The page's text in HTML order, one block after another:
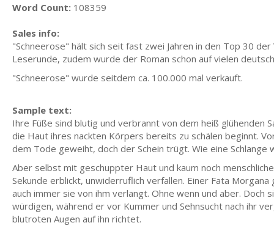
Word Count: 108359
Sales info:
"Schneerose" hält sich seit fast zwei Jahren in den Top 30
Leserunde, zudem wurde der Roman schon auf vielen
"Schneerose" wurde seitdem ca. 100.000 mal verkauft.
Sample text:
Ihre Füße sind blutig und verbrannt von dem heiß glühenden
die Haut ihres nackten Körpers bereits zu schälen beginnt.
dem Tode geweiht, doch der Schein trügt. Wie eine
Aber selbst mit geschuppter Haut und kaum noch
Sekunde erblickt, unwiderruflich verfallen. Einer Fata
auch immer sie von ihm verlangt. Ohne wenn und aber. Doch
würdigen, während er vor Kummer und Sehnsucht nach ihr
blutroten Augen auf ihn richtet.